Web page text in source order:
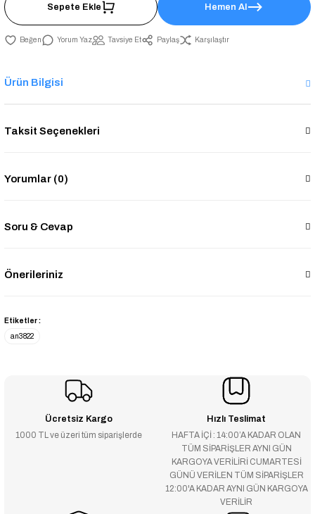
Sepete Ekle Hemen Al
Yorum Yaz Tavsiye Et Paylaş Karşılaştır
Ürün Bilgisi
Taksit Seçenekleri
Yorumlar (0)
Soru & Cevap
Önerileriniz
Etiketler :
an3822
Ücretsiz Kargo
1000 TL ve üzeri tüm siparişlerde
Hızlı Teslimat
HAFTA İÇİ : 14:00’A KADAR OLAN
TÜM SİPARİŞLER AYNI GÜN
KARGOYA VERİLİRİ CUMARTESİ
GÜNÜ VERİLEN TÜM SİPARİŞLER
12:00'A KADAR AYNI GÜN KARGOYA
VERİLİR